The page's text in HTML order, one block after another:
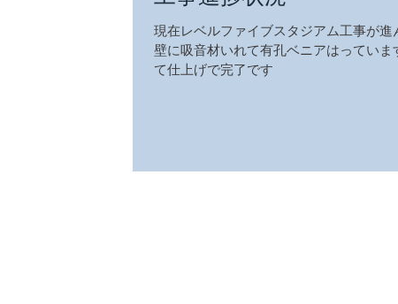
現在レベルファイブスタジアム工事が進
壁に吸音材いれて有孔ベニアはっていま
て仕上げで完了です